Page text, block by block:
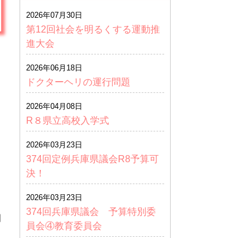
2026年07月30日
第12回社会を明るくする運動推
進大会
2026年06月18日
ドクターヘリの運行問題
2026年04月08日
R８県立高校入学式
2026年03月23日
374回定例兵庫県議会R8予算可
決！
2026年03月23日
374回兵庫県議会 予算特別委
員会④教育委員会